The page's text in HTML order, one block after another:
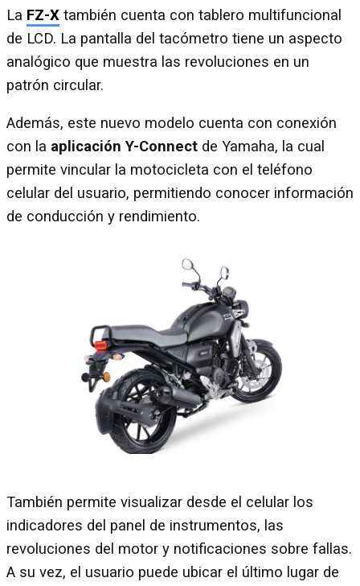
La FZ-X también cuenta con tablero multifuncional
de LCD. La pantalla del tacómetro tiene un aspecto
analógico que muestra las revoluciones en un
patrón circular.
Además, este nuevo modelo cuenta con conexión
con la aplicación Y-Connect de Yamaha, la cual
permite vincular la motocicleta con el teléfono
celular del usuario, permitiendo conocer información
de conducción y rendimiento.
También permite visualizar desde el celular los
indicadores del panel de instrumentos, las
revoluciones del motor y notificaciones sobre fallas.
A su vez, el usuario puede ubicar el último lugar de